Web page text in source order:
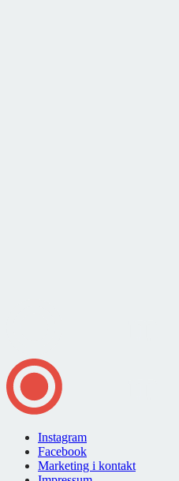
Instagram
Facebook
Marketing i kontakt